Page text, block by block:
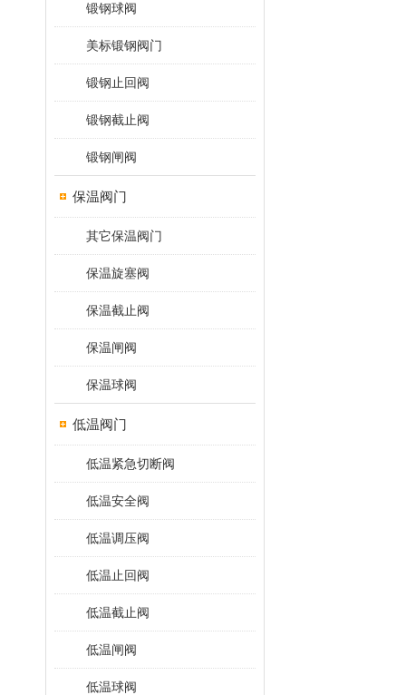
锻钢球阀
美标锻钢阀门
锻钢止回阀
锻钢截止阀
锻钢闸阀
保温阀门
其它保温阀门
保温旋塞阀
保温截止阀
保温闸阀
保温球阀
低温阀门
低温紧急切断阀
低温安全阀
低温调压阀
低温止回阀
低温截止阀
低温闸阀
低温球阀